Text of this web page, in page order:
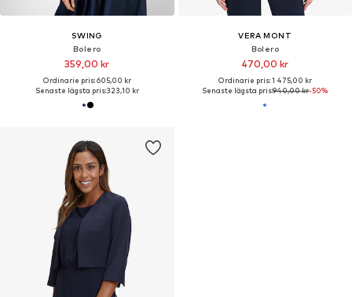
SWING
Bolero
359,00 kr
Ordinarie pris: 605,00 kr
Senaste lägsta pris:323,10 kr
VERA MONT
Bolero
470,00 kr
Ordinarie pris: 1 475,00 kr
Senaste lägsta pris:940,00 kr-50%